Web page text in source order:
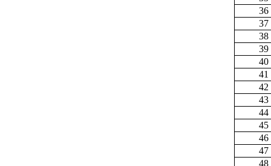
36
37
38
39
40
41
42
43
44
45
46
47
48